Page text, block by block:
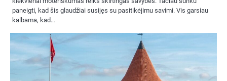
paneigti, kad šis glaudžiai susijęs su pasitikėjimu savimi. Vis garsiau
kalbama, kad…